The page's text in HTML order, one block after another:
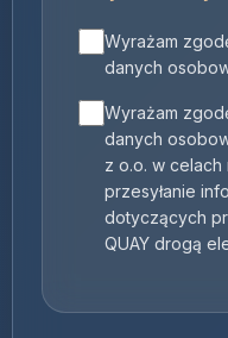
Wyrażam
danych
Wyrażam
danych
z o.o. w celach
przesyłanie
dotyczących
QUAY drogą